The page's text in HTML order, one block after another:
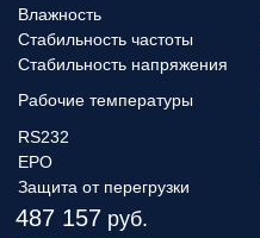
Влажность
Стабильность частоты
Стабильность напряжения
Рабочие температуры
RS232
EPO
Защита от перегрузки
487 157 руб.